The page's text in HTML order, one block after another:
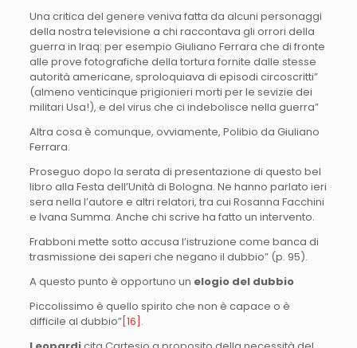
Una critica del genere veniva fatta da alcuni personaggi
della nostra televisione a chi raccontava gli orrori della
guerra in Iraq: per esempio Giuliano Ferrara che di fronte
alle prove fotografiche della tortura fornite dalle stesse
autorità americane, sproloquiava di episodi circoscritti”
(almeno venticinque prigionieri morti per le sevizie dei
militari Usa!), e del virus che ci indebolisce nella guerra”
Altra cosa è comunque, ovviamente, Polibio da Giuliano
Ferrara.
Proseguo dopo la serata di presentazione di questo bel
libro alla Festa dell’Unità di Bologna. Ne hanno parlato ieri
sera nella l’autore e altri relatori, tra cui Rosanna Facchini
e Ivana Summa. Anche chi scrive ha fatto un intervento.
Frabboni mette sotto accusa l’istruzione come banca di
trasmissione dei saperi che negano il dubbio” (p. 95).
A questo punto è opportuno un elogio del dubbio
Piccolissimo è quello spirito che non è capace o è
difficile al dubbio”[16] .